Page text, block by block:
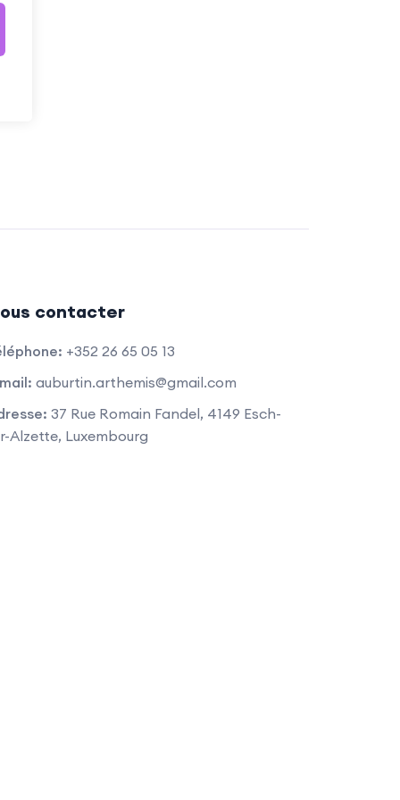
contacter
+352 26 65 05 13
auburtin.arthemis@gmail.com
37 Rue Romain Fandel, 4149 Esch-
Alzette, Luxembourg